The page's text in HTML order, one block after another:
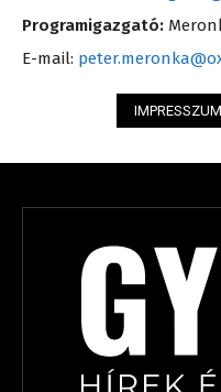
Programigazgató:
E-mail:
IMPRESSZUM